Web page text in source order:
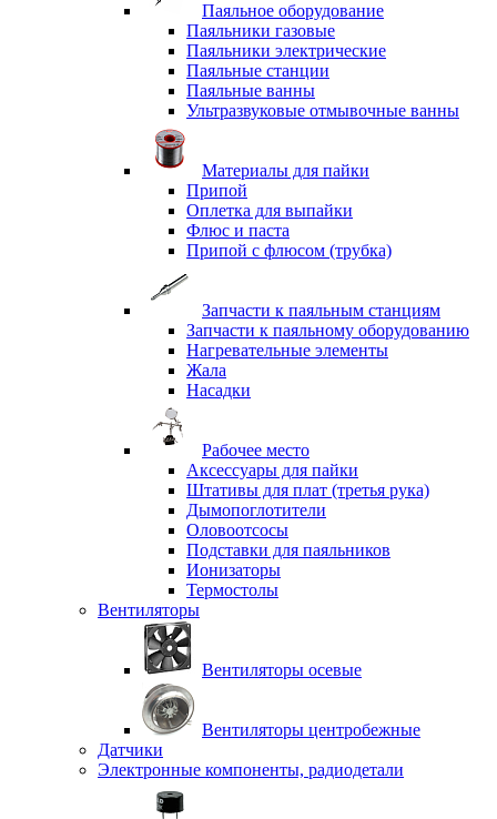
Паяльное оборудование
Паяльники газовые
Паяльники электрические
Паяльные станции
Паяльные ванны
Ультразвуковые отмывочные ванны
Материалы для пайки
Припой
Оплетка для выпайки
Флюс и паста
Припой с флюсом (трубка)
Запчасти к паяльным станциям
Запчасти к паяльному оборудованию
Нагревательные элементы
Жала
Насадки
Рабочее место
Аксессуары для пайки
Штативы для плат (третья рука)
Дымопоглотители
Оловоотсосы
Подставки для паяльников
Ионизаторы
Термостолы
Вентиляторы
Вентиляторы осевые
Вентиляторы центробежные
Датчики
Электронные компоненты, радиодетали